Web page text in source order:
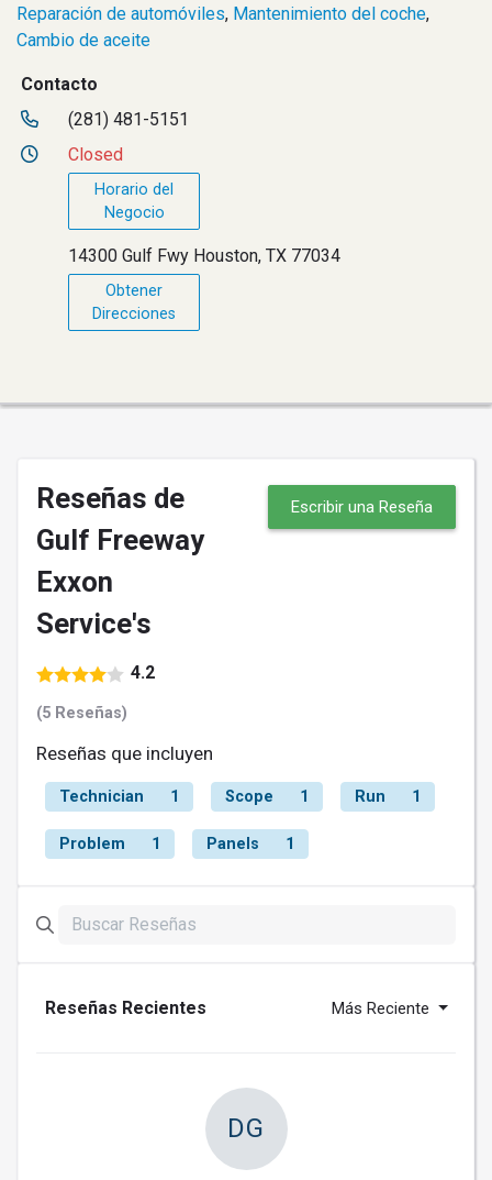
Reparación de automóviles, Mantenimiento del coche,
Cambio de aceite
Contacto
(281) 481-5151
Closed
Horario del
Negocio
14300 Gulf Fwy Houston, TX 77034
Obtener
Direcciones
Reseñas de
Gulf Freeway
Exxon
Service's
4.2
(5 Reseñas)
Escribir una Reseña
Reseñas que incluyen
Technician 1 Scope 1 Run 1
Problem 1 Panels 1
Reseñas Recientes Más Reciente
DG